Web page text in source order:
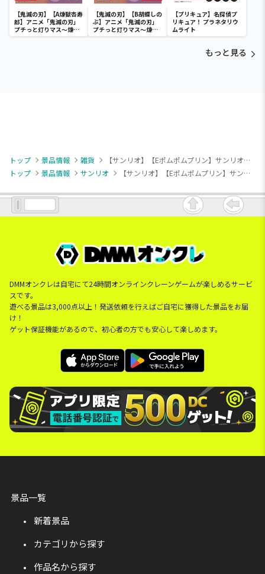
【鬼滅の刃】【A煉獄杏寿
郎】アニメ「鬼滅の刃」
プチっと灯りマス～煉獄
杏寿郎・胡蝶しのぶ～
【鬼滅の刃】【B胡蝶しの
ぶ】アニメ「鬼滅の刃」
プチっと灯りマス～煉獄
杏寿郎・胡蝶しのぶ～
【プリキュア】名探偵プ
リキュア！ プラネタリウ
ムライト
もっと見る
トップ 景品情報 雑貨
【サンリオ】【Eポムポムプリン】サンリオキャラクターズ 夢みるエンジェル低反発まくら
トップ
景品情報 サンリオ 【サンリオ】【Eポムポムプリン】サンリオキャラクターズ 夢みるエンジェル低反発まくら
DMMオンクレは自宅にて24時間オンラインクレーンゲームが楽しめるサービ
スです。
遊べる景品は3,000点以上！発送依頼を行えばご自宅に獲得した景品をお届
け！
ゲット保証機能があるので、初心者の方でも安心して楽しめます。
景品一覧
新着景品
カテゴリから探す
作品名から探す